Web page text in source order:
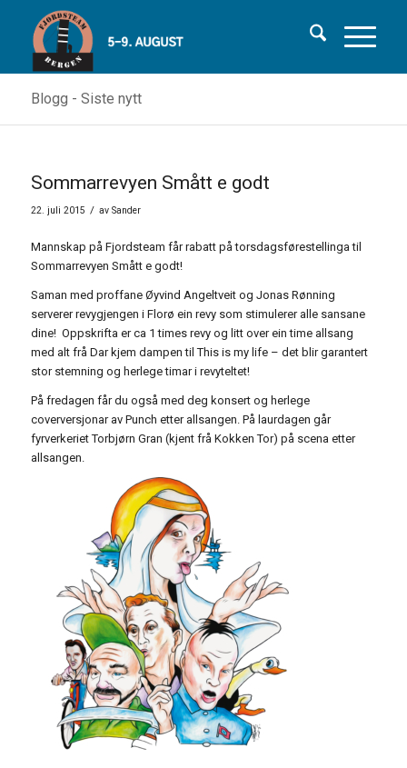
Blogg - Siste nytt
Sommarrevyen Smått e godt
22. juli 2015 / av Sander
Mannskap på Fjordsteam får rabatt på torsdagsførestellinga til
Sommarrevyen Smått e godt!
Saman med proffane Øyvind Angeltveit og Jonas Rønning
serverer revygjengen i Florø ein revy som stimulerer alle sansane
dine! Oppskrifta er ca 1 times revy og litt over ein time allsang
med alt frå Dar kjem dampen til This is my life – det blir garantert
stor stemning og herlege timar i revyteltet!
På fredagen får du også med deg konsert og herlege
coverversjonar av Punch etter allsangen. På laurdagen går
fyrverkeriet Torbjørn Gran (kjent frå Kokken Tor) på scena etter
allsangen.